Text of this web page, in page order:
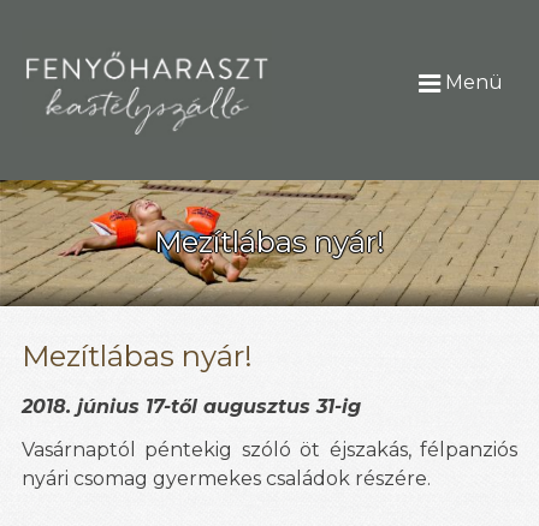
Menü
Mezítlábas nyár!
Mezítlábas nyár!
2018. június 17-től augusztus 31-ig
Vasárnaptól péntekig szóló öt éjszakás, félpanziós
nyári csomag gyermekes családok részére.